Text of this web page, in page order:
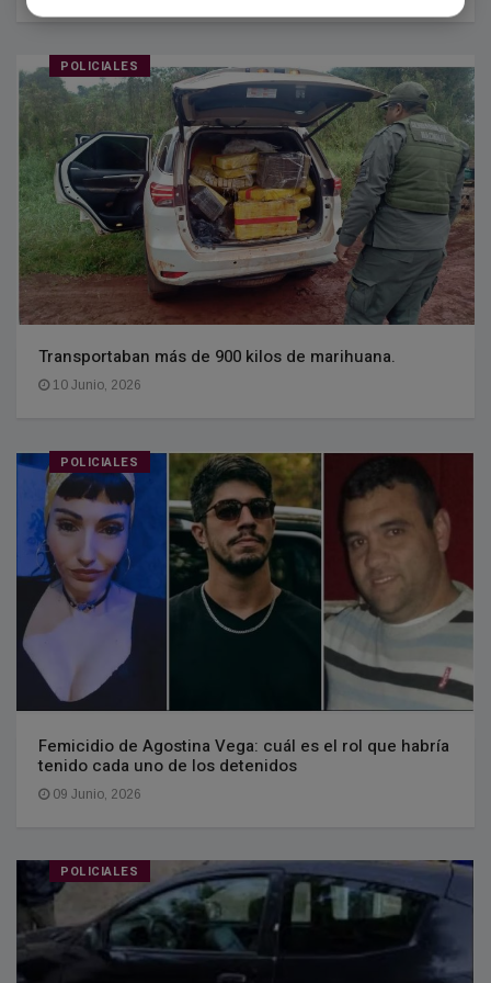
POLICIALES
Transportaban más de 900 kilos de marihuana.
10 Junio, 2026
POLICIALES
Femicidio de Agostina Vega: cuál es el rol que habría
tenido cada uno de los detenidos
09 Junio, 2026
POLICIALES